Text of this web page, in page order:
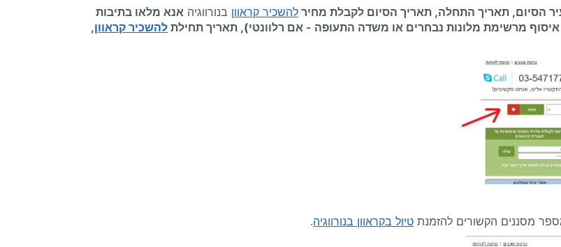
הסיום, תאריך התחלה, תאריך הסיום לקבלת מחיר להשכיר קראוון בנורווגיה אנא מלאו בתיבות
איסוף מרשימת מלונות נבחרים או משדה התעופה - אם רלוונטי), תאריך תחילת להשכיר קראוון,
מסננים הקשורים להזמנת טיול בקראוון בנורווגיה.